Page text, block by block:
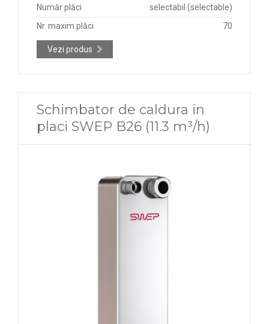
Număr plăci
selectabil (selectable)
Nr. maxim plăci
70
Vezi produs
Schimbator de caldura in
placi SWEP B26 (11.3 m³/h)